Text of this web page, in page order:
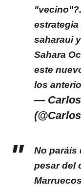
saharaui
Sahara
este
los
—
No paráis
pesar del